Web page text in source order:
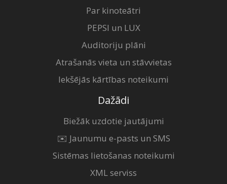
Par kinoteātri
PEPSI un LUX
Auditoriju plāni
Atrašanās vieta un stāvvietas
Iekšējās kārtības noteikumi
Dažādi
Biežāk uzdotie jautājumi
✉️ Jaunumu e-pasts un SMS
Sistēmas lietošanas noteikumi
XML serviss